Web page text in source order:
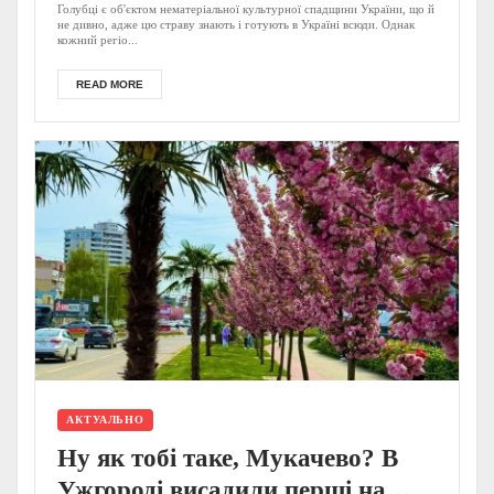
Голубці є об'єктом нематеріальної культурної спадщини України, що й
не дивно, адже цю страву знають і готують в Україні всюди. Однак
кожний регіо...
READ MORE
АКТУАЛЬНО
Ну як тобі таке, Мукачево? В